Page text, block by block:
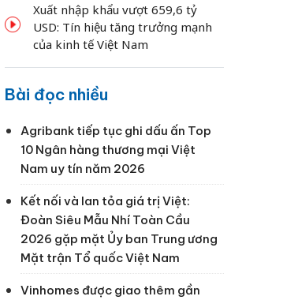
Xuất nhập khẩu vượt 659,6 tỷ
USD: Tín hiệu tăng trưởng mạnh
của kinh tế Việt Nam
Bài đọc nhiều
Agribank tiếp tục ghi dấu ấn Top
10 Ngân hàng thương mại Việt
Nam uy tín năm 2026
Kết nối và lan tỏa giá trị Việt:
Đoàn Siêu Mẫu Nhí Toàn Cầu
2026 gặp mặt Ủy ban Trung ương
Mặt trận Tổ quốc Việt Nam
Vinhomes được giao thêm gần